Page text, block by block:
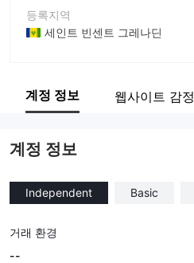
등록지역
세인트 빈센트 그레나딘
회사 전체 이름
계정 정보 웹사이트 감정
계정 정보
Independent Basic
거래 환경
--